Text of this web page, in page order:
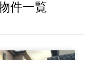
件一覧